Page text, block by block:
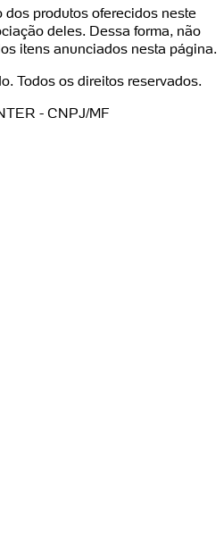
produtos oferecidos neste
deles. Dessa forma, não
itens anunciados nesta página.
Todos os direitos reservados.
- CNPJ/MF